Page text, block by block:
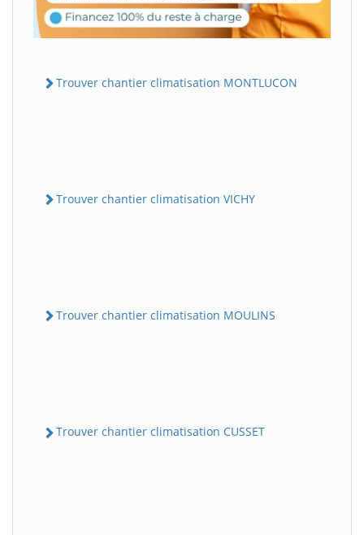
Trouver chantier climatisation MONTLUCON
Trouver chantier climatisation VICHY
Trouver chantier climatisation MOULINS
Trouver chantier climatisation CUSSET